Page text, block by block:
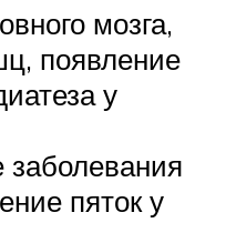
мозга,
появление
у
пяток у